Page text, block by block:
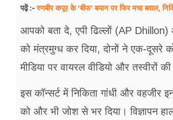
जॉब्स
अन्य खबरें
पढ़ें :-रणबीर कपूर के 'बीफ' बयान पर फिर मचा बवाल,
आपको बता दे, एपी ढिल्लों (AP
को मंत्रमुग्ध कर दिया, दोनों ने एक-दूसरे
मीडिया पर वायरल वीडियो और तस्वीरों
इस कॉन्सर्ट में निकिता गांधी और वहजीर
को और भी जोश से भर दिया। विज्ञापन